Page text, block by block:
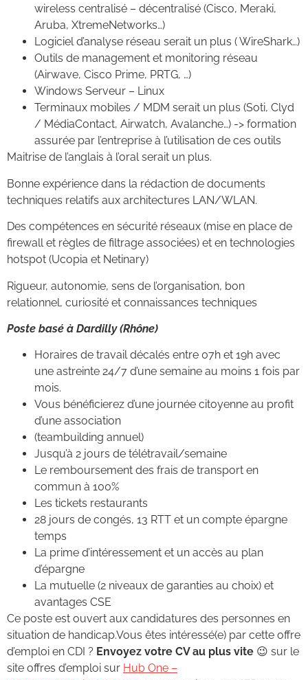
wireless centralisé – décentralisé (Cisco, Meraki,
Aruba, XtremeNetworks…)
Logiciel d’analyse réseau serait un plus ( WireShark…)
Outils de management et monitoring réseau
(Airwave, Cisco Prime, PRTG, …)
Windows Serveur – Linux
Terminaux mobiles / MDM serait un plus (Soti, Clyd
/ MédiaContact, Airwatch, Avalanche…) -> formation
assurée par l’entreprise à l’utilisation de ces outils
Maitrise de l’anglais à l’oral serait un plus.
Bonne expérience dans la rédaction de documents
techniques relatifs aux architectures LAN/WLAN.
Des compétences en sécurité réseaux (mise en place de
firewall et règles de filtrage associées) et en technologies
hotspot (Ucopia et Netinary)
Rigueur, autonomie, sens de l’organisation, bon
relationnel, curiosité et connaissances techniques
Poste basé à Dardilly (Rhône)
Horaires de travail décalés entre 07h et 19h avec
une astreinte 24/7 d’une semaine au moins 1 fois par
mois.
Vous bénéficierez d’une journée citoyenne au profit
d’une association
(teambuilding annuel)
Jusqu’à 2 jours de télétravail/semaine
Le remboursement des frais de transport en
commun à 100%
Les tickets restaurants
28 jours de congés, 13 RTT et un compte épargne
temps
La prime d’intéressement et un accès au plan
d’épargne
La mutuelle (2 niveaux de garanties au choix) et
avantages CSE
Ce poste est ouvert aux candidatures des personnes en
situation de handicap.Vous êtes intéressé(e) par cette offre
d’emploi en CDI ? Envoyez votre CV au plus vite 😉 sur le
site offres d’emploi sur Hub One –